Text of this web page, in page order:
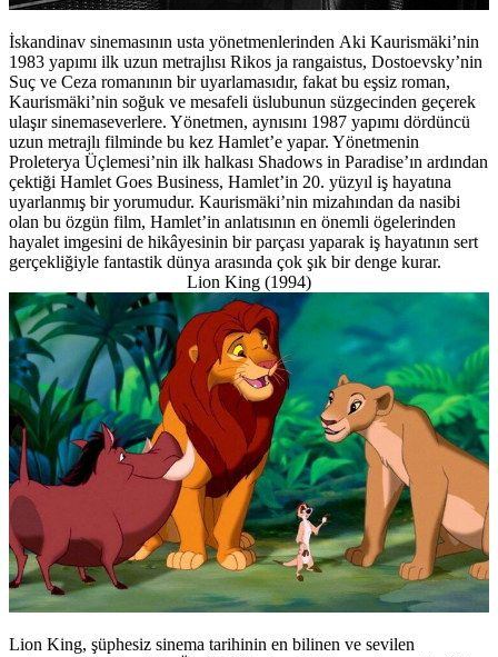
İskandinav sinemasının usta yönetmenlerinden Aki Kaurismäki’nin
1983 yapımı ilk uzun metrajlısı Rikos ja rangaistus, Dostoevsky’nin
Suç ve Ceza romanının bir uyarlamasıdır, fakat bu eşsiz roman,
Kaurismäki’nin soğuk ve mesafeli üslubunun süzgecinden geçerek
ulaşır sinemaseverlere. Yönetmen, aynısını 1987 yapımı dördüncü
uzun metrajlı filminde bu kez Hamlet’e yapar. Yönetmenin
Proleterya Üçlemesi’nin ilk halkası Shadows in Paradise’ın ardından
çektiği Hamlet Goes Business, Hamlet’in 20. yüzyıl iş hayatına
uyarlanmış bir yorumudur. Kaurismäki’nin mizahından da nasibi
olan bu özgün film, Hamlet’in anlatısının en önemli ögelerinden
hayalet imgesini de hikâyesinin bir parçası yaparak iş hayatının sert
gerçekliğiyle fantastik dünya arasında çok şık bir denge kurar.
Lion King (1994)
Lion King, şüphesiz sinema tarihinin en bilinen ve sevilen